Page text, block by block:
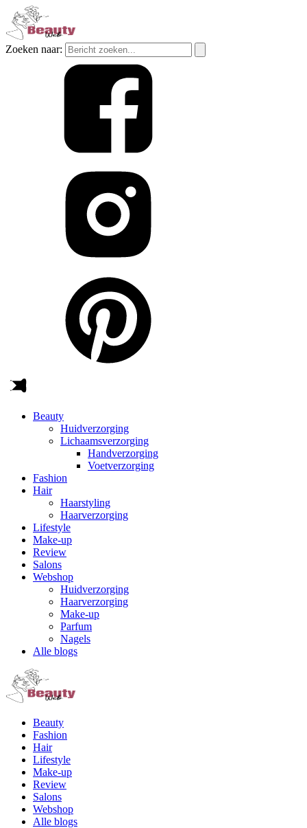
Zoeken naar:
Beauty
Huidverzorging
Lichaamsverzorging
Handverzorging
Voetverzorging
Fashion
Hair
Haarstyling
Haarverzorging
Lifestyle
Make-up
Review
Salons
Webshop
Huidverzorging
Haarverzorging
Make-up
Parfum
Nagels
Alle blogs
Beauty
Fashion
Hair
Lifestyle
Make-up
Review
Salons
Webshop
Alle blogs